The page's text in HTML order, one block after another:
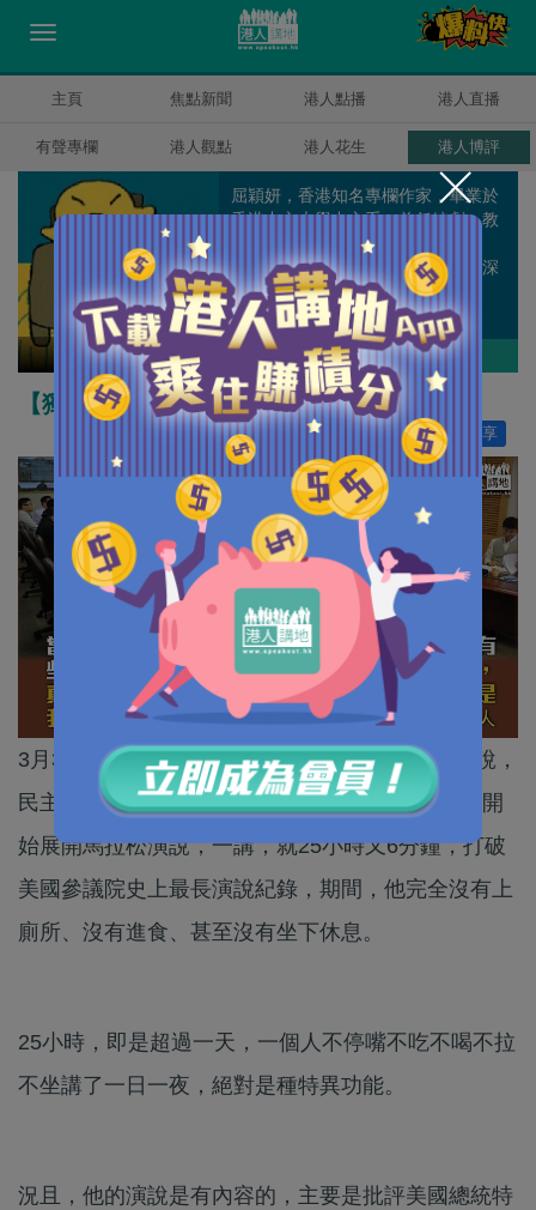
主頁 焦點新聞 港人點播 港人直播
有聲專欄 港人觀點 港人花生 港人博評
屈穎妍
屈穎妍，香港知名專欄作家，畢業於
香港中文大學中文系，曾任編劇、教
師、記者、周刊副總編輯和雜誌顧
問，著有《怪獸家長》一書，文章深
受港爸港媽歡迎。
作者其他博評
【獨家文章】由25小時到零秒
分享
33
3月31日晚上7時，美國參議院上演一幕破紀錄演說，
民主黨聯邦參議員布克（Cory Booker）由這一刻開
始展開馬拉松演說，一講，就25小時又6分鐘，打破
美國參議院史上最長演說紀錄，期間，他完全沒有上
廁所、沒有進食、甚至沒有坐下休息。
25小時，即是超過一天，一個人不停嘴不吃不喝不拉
不坐講了一日一夜，絕對是種特異功能。
況且，他的演說是有內容的，主要是批評美國總統特